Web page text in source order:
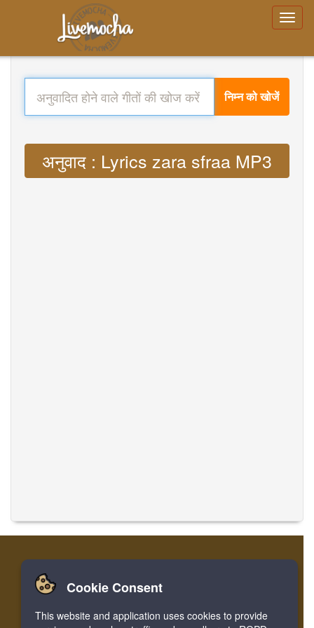
निम्न को खोजें
अनुवाद : Lyrics zara sfraa MP3
Home लॉग इन करें रजिस्टर करें
Facebook Twitter Bookmark
Cookie Consent
This website and application uses cookies to provide